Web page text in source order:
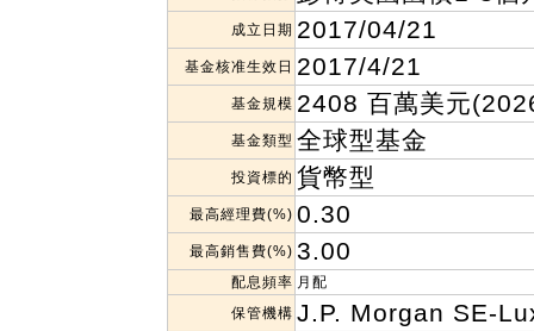
成立日期 2017/04/21
基金核准生效日 2017/4/21
基金規模 2408 百萬美元
基金類型 全球型基金
投資標的 貨幣型
最高經理費(%) 0.30
最高銷售費(%) 3.00
配息頻率 月配
保管機構 J.P. Morgan SE-